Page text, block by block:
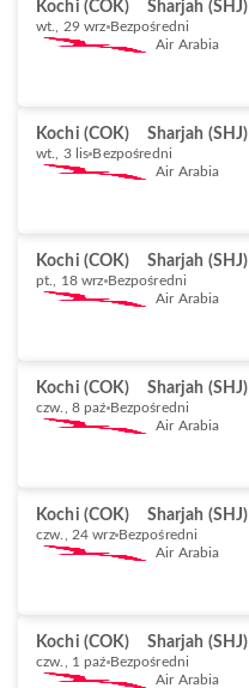
Kochi (COK) Sharjah (SHJ)
wt., 29 wrz Bezpośredni
Air Arabia
Kochi (COK) Sharjah (SHJ)
wt., 3 lis Bezpośredni
Air Arabia
Kochi (COK) Sharjah (SHJ)
pt., 18 wrz Bezpośredni
Air Arabia
Kochi (COK) Sharjah (SHJ)
czw., 8 paź Bezpośredni
Air Arabia
Kochi (COK) Sharjah (SHJ)
czw., 24 wrz Bezpośredni
Air Arabia
Kochi (COK) Sharjah (SHJ)
czw., 1 paź Bezpośredni
Air Arabia